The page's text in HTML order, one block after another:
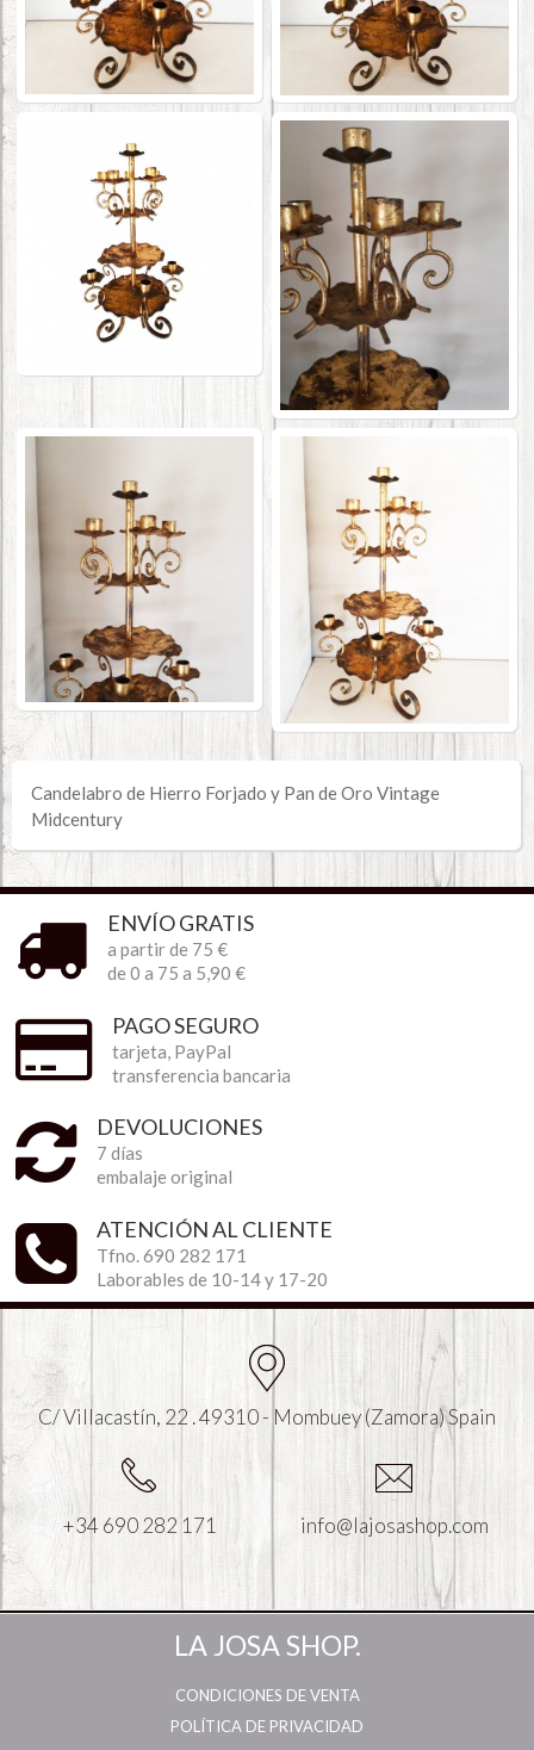
Candelabro de Hierro Forjado y Pan de Oro Vintage
Midcentury
ENVÍO GRATIS
a partir de 75 €
de 0 a 75 a 5,90 €
PAGO SEGURO
tarjeta, PayPal
transferencia bancaria
DEVOLUCIONES
7 días
embalaje original
ATENCIÓN AL CLIENTE
Tfno. 690 282 171
Laborables de 10-14 y 17-20
C/ Villacastín, 22 . 49310 - Mombuey (Zamora) Spain
+34 690 282 171 info@lajosashop.com
LA JOSA SHOP.
CONDICIONES DE VENTA
POLÍTICA DE PRIVACIDAD